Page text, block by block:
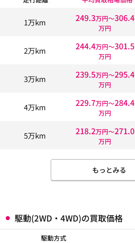
1万km 249.3万円〜306.4
万円
2万km 244.4万円〜301.5
万円
3万km 239.5万円〜295.4
万円
4万km 229.7万円〜284.4
万円
5万km 218.2万円〜271.0
万円
もっとみる
駆動(2WD・4WD)の買取価格
駆動方式